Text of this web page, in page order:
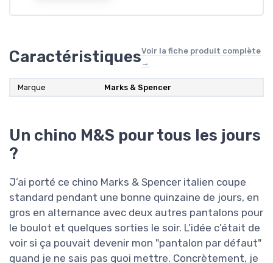
CaractéristiquesVoir la fiche produit complète
→
Marque Marks & Spencer
Un chino M&S pour tous les jours
?
J’ai porté ce chino Marks & Spencer italien coupe
standard pendant une bonne quinzaine de jours, en
gros en alternance avec deux autres pantalons pour
le boulot et quelques sorties le soir. L’idée c’était de
voir si ça pouvait devenir mon "pantalon par défaut"
quand je ne sais pas quoi mettre. Concrètement, je